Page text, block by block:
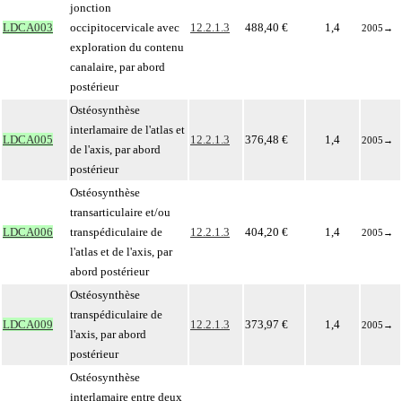
LDCA003
jonction
occipitocervicale avec
exploration du contenu
canalaire, par abord
postérieur
12.2.1.3 488,40 € 1,4 2005 →
LDCA005
Ostéosynthèse
interlamaire de l'atlas et
de l'axis, par abord
postérieur
12.2.1.3 376,48 € 1,4 2005 →
LDCA006
Ostéosynthèse
transarticulaire et/ou
transpédiculaire de
l'atlas et de l'axis, par
abord postérieur
12.2.1.3 404,20 € 1,4 2005 →
LDCA009
Ostéosynthèse
transpédiculaire de
l'axis, par abord
postérieur
12.2.1.3 373,97 € 1,4 2005 →
Ostéosynthèse
interlamaire entre deux